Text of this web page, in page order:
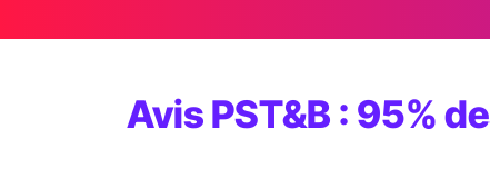
Avis PST&B : 95%